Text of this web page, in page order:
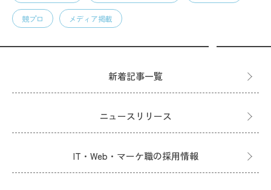
競プロ メディア掲載
新着記事一覧
ニュースリリース
IT・Web・マーケ職の採用情報